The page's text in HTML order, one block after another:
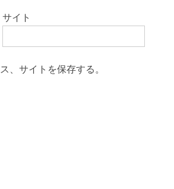
サイト
、サイトを保存する。